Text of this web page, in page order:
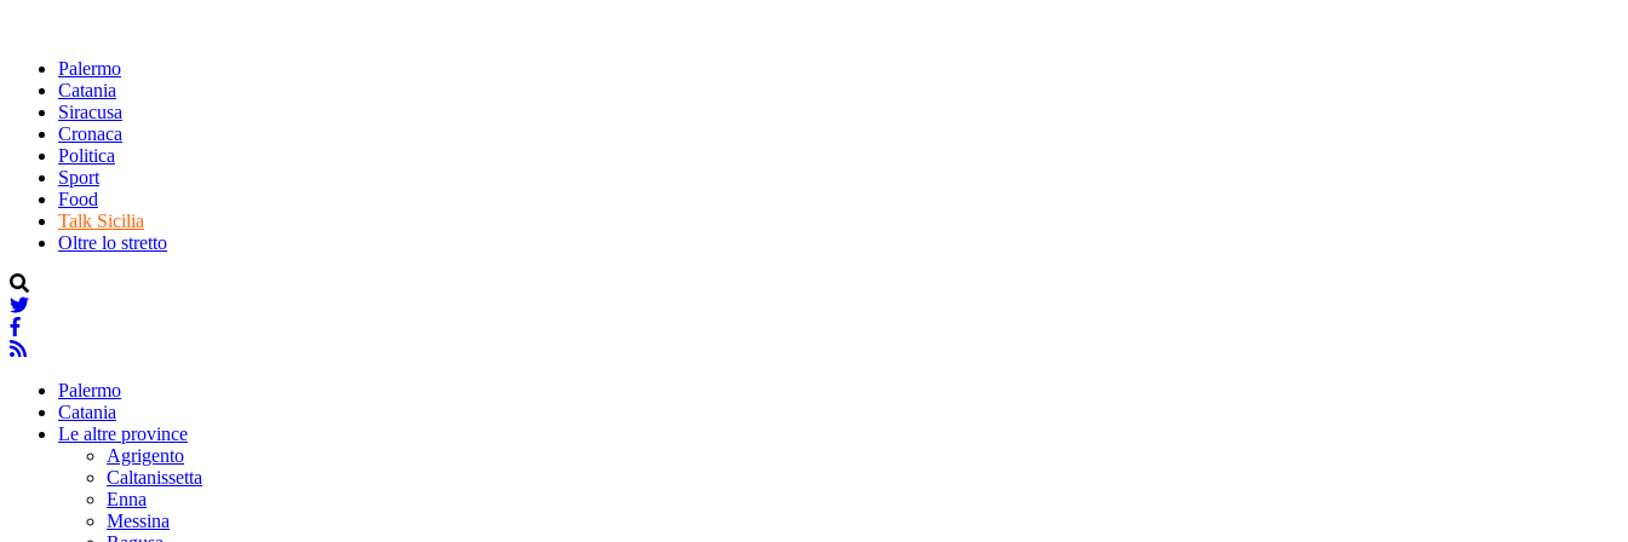
Palermo
Catania
Siracusa
Cronaca
Politica
Sport
Food
Talk Sicilia
Oltre lo stretto
Palermo
Catania
Le altre province
Agrigento
Caltanissetta
Enna
Messina